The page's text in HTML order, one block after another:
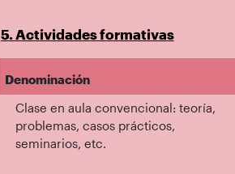
5. Actividades formativas
Denominación
Clase en aula convencional: teoría,
problemas, casos prácticos,
seminarios, etc.